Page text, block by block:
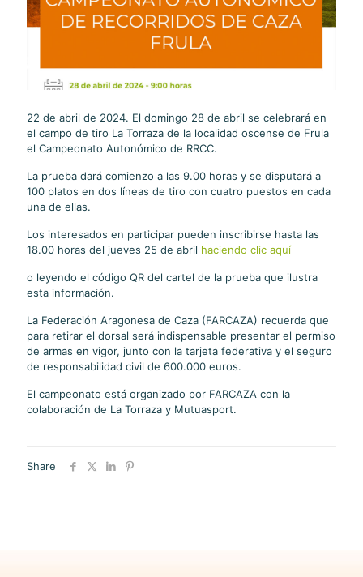
22 de abril de 2024. El domingo 28 de abril se celebrará en
el campo de tiro La Torraza de la localidad oscense de Frula
el Campeonato Autonómico de RRCC.
La prueba dará comienzo a las 9.00 horas y se disputará a
100 platos en dos líneas de tiro con cuatro puestos en cada
una de ellas.
Los interesados en participar pueden inscribirse hasta las
18.00 horas del jueves 25 de abril haciendo clic aquí
o leyendo el código QR del cartel de la prueba que ilustra
esta información.
La Federación Aragonesa de Caza (FARCAZA) recuerda que
para retirar el dorsal será indispensable presentar el permiso
de armas en vigor, junto con la tarjeta federativa y el seguro
de responsabilidad civil de 600.000 euros.
El campeonato está organizado por FARCAZA con la
colaboración de La Torraza y Mutuasport.
Share